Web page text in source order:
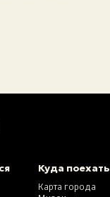
Куда поехать
Карта города